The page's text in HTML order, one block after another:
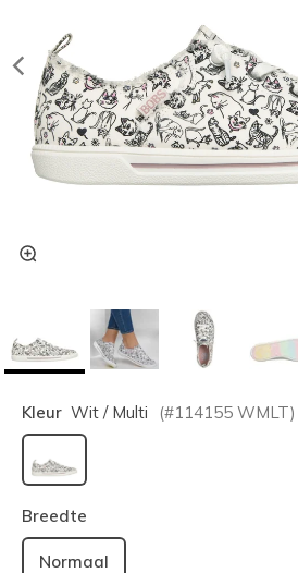
Kleur Wit / Multi (#114155 WMLT)
geselecteerd
Breedte
Normaal